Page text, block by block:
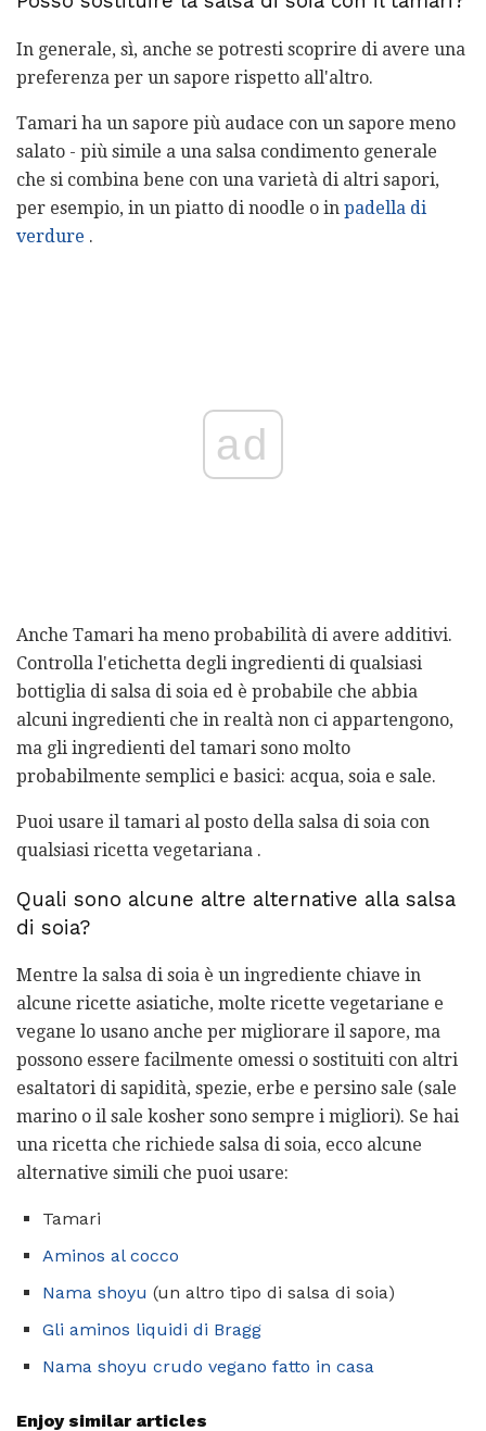
In generale, sì, anche se potresti scoprire di avere una
preferenza per un sapore rispetto all'altro.
Tamari ha un sapore più audace con un sapore meno
salato - più simile a una salsa condimento generale
che si combina bene con una varietà di altri sapori,
per esempio, in un piatto di noodle o in padella di
verdure .
ad
Anche Tamari ha meno probabilità di avere additivi.
Controlla l'etichetta degli ingredienti di qualsiasi
bottiglia di salsa di soia ed è probabile che abbia
alcuni ingredienti che in realtà non ci appartengono,
ma gli ingredienti del tamari sono molto
probabilmente semplici e basici: acqua, soia e sale.
Puoi usare il tamari al posto della salsa di soia con
qualsiasi ricetta vegetariana .
Quali sono alcune altre alternative alla salsa
di soia?
Mentre la salsa di soia è un ingrediente chiave in
alcune ricette asiatiche, molte ricette vegetariane e
vegane lo usano anche per migliorare il sapore, ma
possono essere facilmente omessi o sostituiti con altri
esaltatori di sapidità, spezie, erbe e persino sale (sale
marino o il sale kosher sono sempre i migliori). Se hai
una ricetta che richiede salsa di soia, ecco alcune
alternative simili che puoi usare:
Tamari
Aminos al cocco
Nama shoyu (un altro tipo di salsa di soia)
Gli aminos liquidi di Bragg
Nama shoyu crudo vegano fatto in casa
Enjoy similar articles